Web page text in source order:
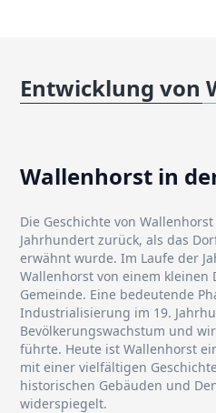
Entwicklung von
Wallenhorst in
Die Geschichte von
Jahrhundert zurück, als das
erwähnt wurde. Im Laufe der
Wallenhorst von einem kleinen
Gemeinde. Eine bedeutende
Industrialisierung im 19.
Bevölkerungswachstum und
führte. Heute ist Wallenhorst
mit einer vielfältigen
historischen Gebäuden und
widerspiegelt.